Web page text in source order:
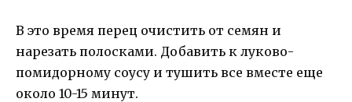
В это время перец очистить от семян и
нарезать полосками. Добавить к луково-
помидорному соусу и тушить все вместе еще
около 10-15 минут.